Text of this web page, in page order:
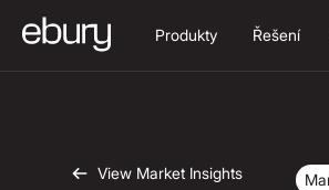
Produkty Řešení
View Market Insights